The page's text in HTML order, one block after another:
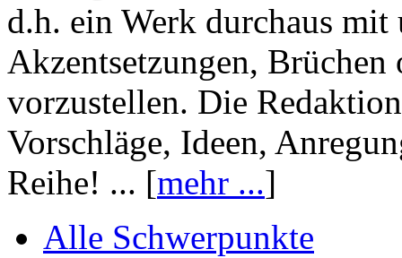
d.h. ein Werk durchaus mit
Akzentsetzungen, Brüchen
vorzustellen. Die
Vorschläge, Ideen,
Reihe! ... [mehr ...]
Alle Schwerpunkte